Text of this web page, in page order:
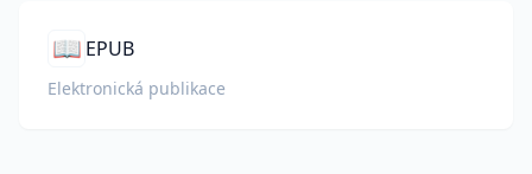
📖 EPUB
Elektronická publikace